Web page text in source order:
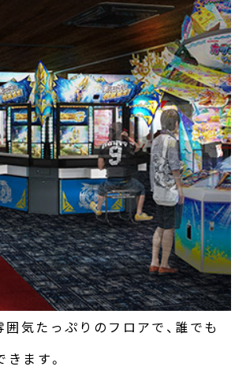
気たっぷりのフロアで、誰でも
ます。